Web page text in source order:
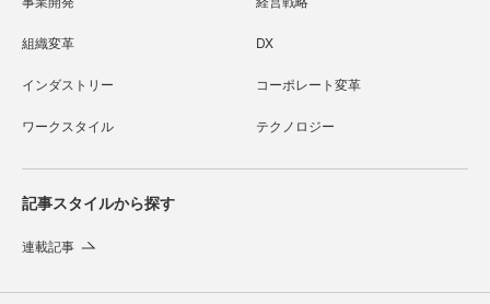
組織変革 DX
インダストリー コーポレート変革
ワークスタイル テクノロジー
記事スタイルから探す
連載記事